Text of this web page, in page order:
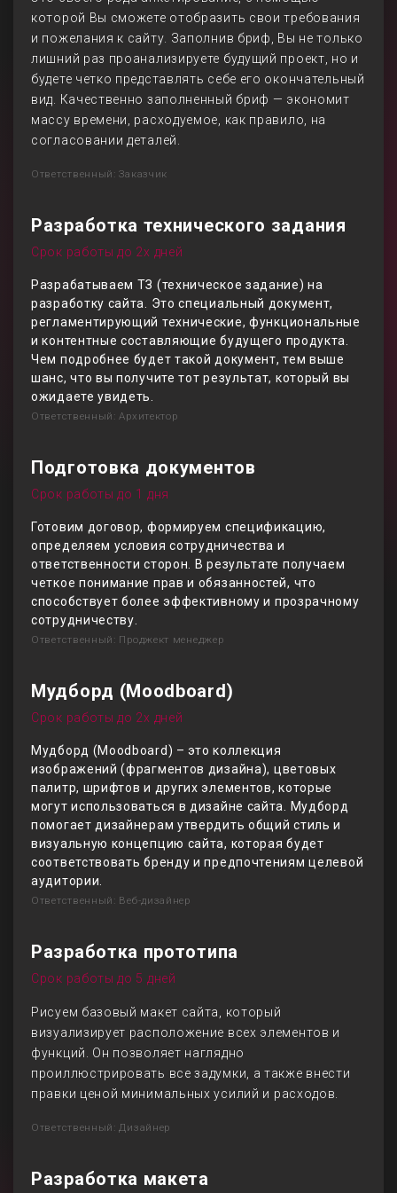
которой Вы сможете отобразить свои требования
и пожелания к сайту. Заполнив бриф, Вы не только
лишний раз проанализируете будущий проект, но и
будете четко представлять себе его окончательный
вид. Качественно заполненный бриф — экономит
массу времени, расходуемое, как правило, на
согласовании деталей.
Ответственный: Заказчик
Разработка технического задания
Срок работы до 2х дней
Разрабатываем ТЗ (техническое задание) на
разработку сайта. Это специальный документ,
регламентирующий технические, функциональные
и контентные составляющие будущего продукта.
Чем подробнее будет такой документ, тем выше
шанс, что вы получите тот результат, который вы
ожидаете увидеть.
Ответственный: Архитектор
Подготовка документов
Срок работы до 1 дня
Готовим договор, формируем спецификацию,
определяем условия сотрудничества и
ответственности сторон. В результате получаем
четкое понимание прав и обязанностей, что
способствует более эффективному и прозрачному
сотрудничеству.
Ответственный: Проджект менеджер
Мудборд (Moodboard)
Срок работы до 2х дней
Мудборд (Moodboard) – это коллекция
изображений (фрагментов дизайна), цветовых
палитр, шрифтов и других элементов, которые
могут использоваться в дизайне сайта. Мудборд
помогает дизайнерам утвердить общий стиль и
визуальную концепцию сайта, которая будет
соответствовать бренду и предпочтениям целевой
аудитории.
Ответственный: Веб-дизайнер
Разработка прототипа
Срок работы до 5 дней
Рисуем базовый макет сайта, который
визуализирует расположение всех элементов и
функций. Он позволяет наглядно
проиллюстрировать все задумки, а также внести
правки ценой минимальных усилий и расходов.
Ответственный: Дизайнер
Разработка макета